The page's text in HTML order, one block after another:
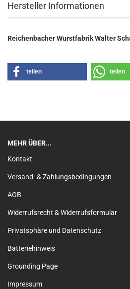
Hersteller Informationen
Reichenbacher Wurstfabrik Walter
teilen teilen
MEHR ÜBER...
Kontakt
Versand- & Zahlungsbedingungen
AGB
Widerrufsrecht & Widerrufsformular
Privatsphäre und Datenschutz
Batteriehinweis
Grounding Page
Impressum